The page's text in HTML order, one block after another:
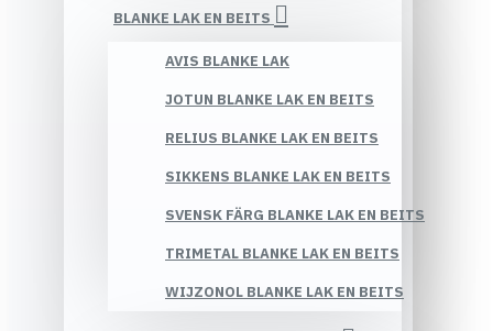
BLANKE LAK EN BEITS
AVIS BLANKE LAK
JOTUN BLANKE LAK EN BEITS
RELIUS BLANKE LAK EN BEITS
SIKKENS BLANKE LAK EN BEITS
SVENSK FÄRG BLANKE LAK EN BEITS
TRIMETAL BLANKE LAK EN BEITS
WIJZONOL BLANKE LAK EN BEITS